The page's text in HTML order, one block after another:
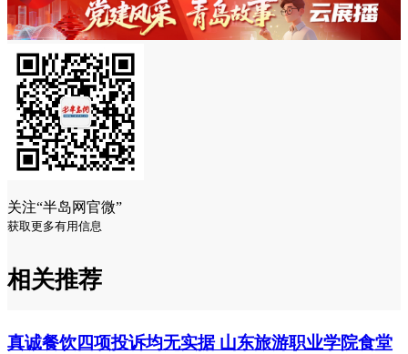
关注“半岛网官微”
获取更多有用信息
相关推荐
真诚餐饮四项投诉均无实据 山东旅游职业学院食堂